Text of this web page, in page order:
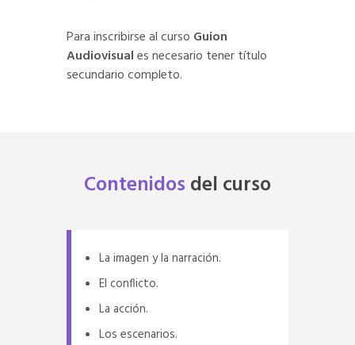
Para inscribirse al curso Guion
Audiovisuales necesario tener título
secundario completo.
Contenidos del curso
La imagen y la narración.
El conflicto.
La acción.
Los escenarios.